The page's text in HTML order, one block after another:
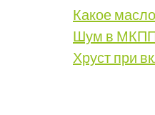
Какое
Шум в
Хруст при